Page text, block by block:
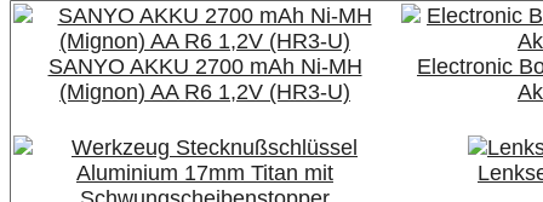
SANYO AKKU 2700 mAh Ni-MH
(Mignon) AA R6 1,2V (HR3-U)
Electronic